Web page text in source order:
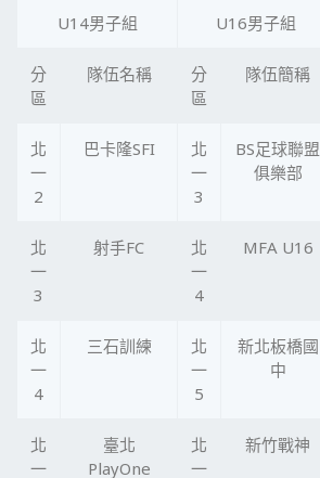
U14男子組 U16男子組
分
區
隊伍名稱
分
區
隊伍簡稱
北
一
2
巴卡隆SFI
北
一
3
BS足球聯盟
俱樂部
北
一
3
射手FC
北
一
4
MFA U16
北
一
4
三石訓練
北
一
5
新北板橋國
中
北
一
臺北
PlayOne
北
一
新竹戰神